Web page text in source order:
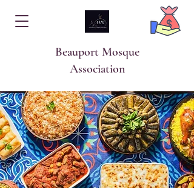
Beauport Mosque
Association